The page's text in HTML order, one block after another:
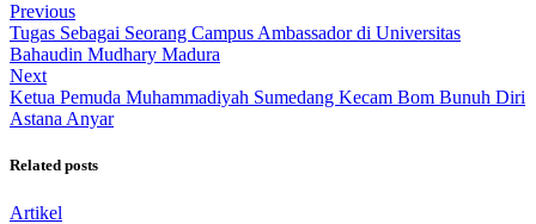
Previous
Tugas Sebagai Seorang Campus Ambassador di Universitas
Bahaudin Mudhary Madura
Next
Ketua Pemuda Muhammadiyah Sumedang Kecam Bom Bunuh Diri
Astana Anyar
Related posts
Artikel